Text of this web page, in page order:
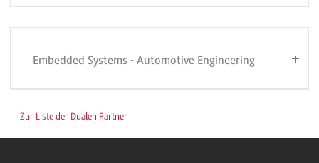
Embedded Systems - Automotive Engineering
Zur Liste der Dualen Partner